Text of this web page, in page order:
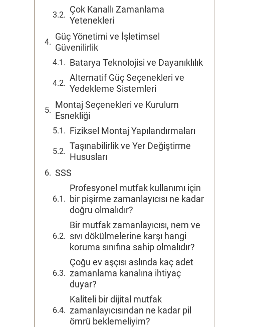
Çok Kanallı Zamanlama
Yetenekleri
Güç Yönetimi ve İşletimsel
Güvenilirlik
Batarya Teknolojisi ve Dayanıklılık
Alternatif Güç Seçenekleri ve
Yedekleme Sistemleri
Montaj Seçenekleri ve Kurulum
Esnekliği
Fiziksel Montaj Yapılandırmaları
Taşınabilirlik ve Yer Değiştirme
Hususları
SSS
Profesyonel mutfak kullanımı için
bir pişirme zamanlayıcısı ne kadar
doğru olmalıdır?
Bir mutfak zamanlayıcısı, nem ve
sıvı dökülmelerine karşı hangi
koruma sınıfına sahip olmalıdır?
Çoğu ev aşçısı aslında kaç adet
zamanlama kanalına ihtiyaç
duyar?
Kaliteli bir dijital mutfak
zamanlayıcısından ne kadar pil
ömrü beklemeliyim?